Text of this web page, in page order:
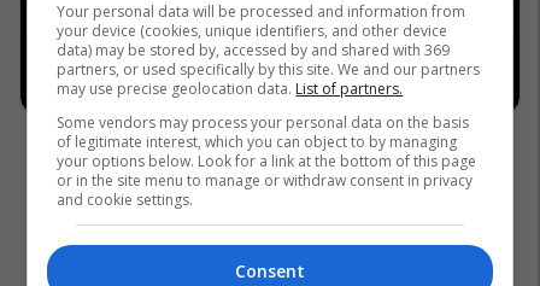
Your personal data will be processed and information from
your device (cookies, unique identifiers, and other device
data) may be stored by, accessed by and shared with 369
partners, or used specifically by this site. We and our partners
may use precise geolocation data. List of partners.
Some vendors may process your personal data on the basis
of legitimate interest, which you can object to by managing
your options below. Look for a link at the bottom of this page
or in the site menu to manage or withdraw consent in privacy
and cookie settings.
Consent